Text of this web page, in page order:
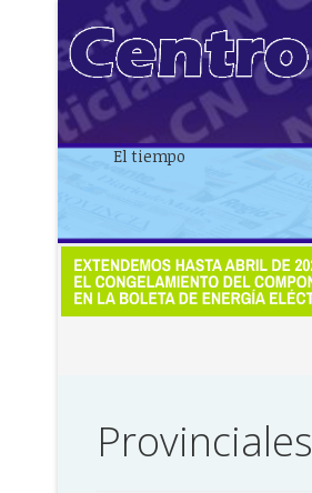
El tiempo
Provinciales